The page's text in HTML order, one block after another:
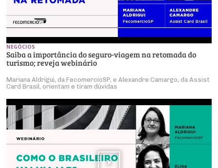
NEGÓCIOS
Saiba a importância do seguro-viagem na retomada do
turismo; reveja webinário
Mariana Aldrigui, da FecomercioSP, e Alexandre Camargo, da Assist
Card Brasil, orientam e tiram dúvidas